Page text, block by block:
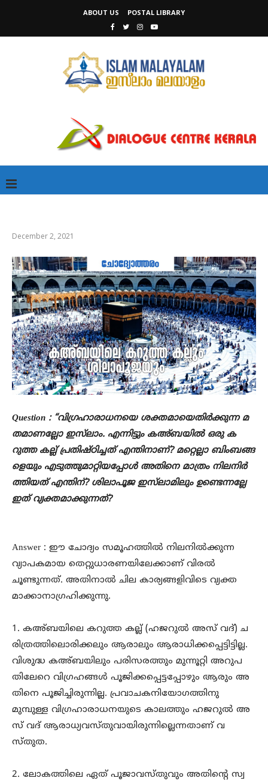
ABOUT US POSTAL LIBRARY
December 2, 2021
Question : “വിഗ്രഹാരാധനയെ ശക്തമായെതിർക്കുന്ന മ
തമാണല്ലോ ഇസ്‌ലാം. എന്നിട്ടും കഅ്ബയിൽ ഒരു ക
റുത്ത കല്ല് പ്രതിഷ്ഠിച്ചത് എന്തിനാണ്? മറ്റെല്ലാ ബിംബങ്ങ
ളെയും എടുത്തുമാറ്റിയപ്പോൾ അതിനെ മാത്രം നിലനിർ
ത്തിയത് എന്തിന്? ശിലാപൂജ ഇസ്‌ലാമിലും ഉണ്ടെന്നല്ലേ
ഇത് വ്യക്തമാക്കുന്നത്?
Answer : ഈ ചോദ്യം സമൂഹത്തിൽ നിലനിൽക്കുന്ന
വ്യാപകമായ തെറ്റുധാരണയിലേക്കാണ് വിരൽ
ചൂണ്ടുന്നത്. അതിനാൽ ചില കാര്യങ്ങളിവിടെ വ്യക്ത
മാക്കാനാഗ്രഹിക്കുന്നു.
1. കഅ്ബയിലെ കറുത്ത കല്ല് (ഹജറുൽ അസ് വദ്) ച
രിത്രത്തിലൊരിക്കലും ആരാലും ആരാധിക്കപ്പെട്ടിട്ടില്ല.
വിശുദ്ധ കഅ്ബയിലും പരിസരത്തും മുന്നൂറ്റി അറുപ
തിലേറെ വിഗ്രഹങ്ങൾ പൂജിക്കപ്പെട്ടപ്പോഴും ആരും അ
തിനെ പൂജിച്ചിരുന്നില്ല. പ്രവാചകനിയോഗത്തിനു
മുമ്പുള്ള വിഗ്രഹാരാധനയുടെ കാലത്തും ഹജറുൽ അ
സ് വദ് ആരാധ്യവസ്തുവായിരുന്നില്ലെന്നതാണ് വ
സ്തുത.
2. ലോകത്തിലെ ഏത് പൂജാവസ്തുവും അതിന്റെ സ്വ